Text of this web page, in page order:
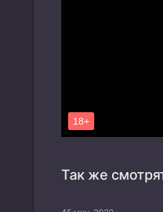
Так же